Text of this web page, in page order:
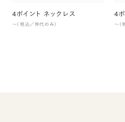
4ポイント ネックレス
〜（税込／枠代のみ）
4
〜（